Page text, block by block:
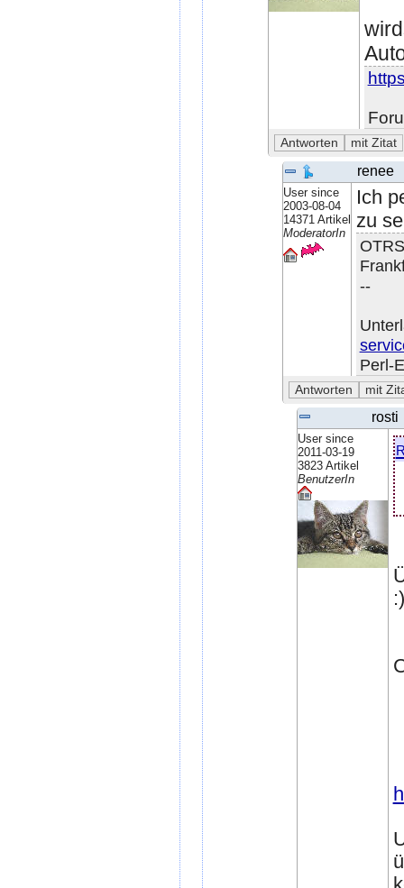
renee
User since
2003-08-04
14371 Artikel
ModeratorIn
Ich
zu
--
Perl-
rosti
User since
2011-03-19
3823 Artikel
BenutzerIn
:)